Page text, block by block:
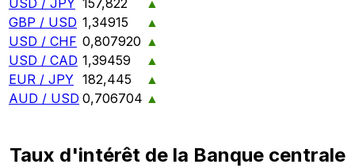
USD / JPY 157,822
▲
GBP / USD 1,34915
▲
USD / CHF 0,807920 ▲
USD / CAD 1,39459
▲
EUR / JPY 182,445
▲
AUD / USD 0,706704 ▲
Taux d'intérêt de la Banque centrale